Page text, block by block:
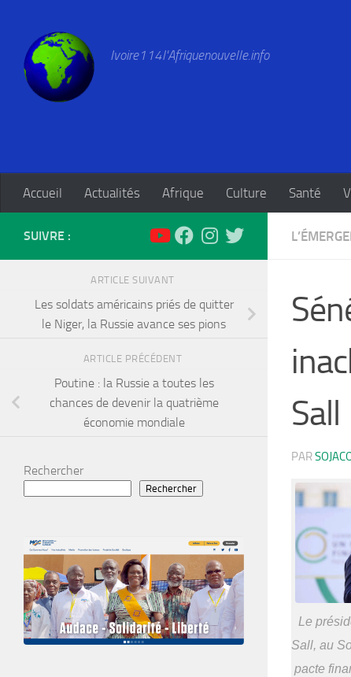
Ivoire114l'Afriquenouvelle.info
Accueil Actualités Afrique Culture Santé
Sall
PAR
Le
Sall, au
pacte
SUIVRE :
ARTICLE SUIVANT
Les soldats américains priés de quitter
le Niger, la Russie avance ses pions
ARTICLE PRÉCÉDENT
Poutine : la Russie a toutes les
chances de devenir la quatrième
économie mondiale
Rechercher
Rechercher